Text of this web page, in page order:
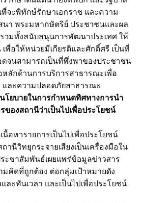
จะพิทักษ์รักษาเอกราช และความ
า พระมหากษัตริย์ ประชาชนและผล
วมทั้งสนับสนุนการพัฒนาประเทศ ให้
พื่อให้หน่วยมีเกียรติและศักดิ์ศรี เป็นที่
จนสามารถเป็นที่พึ่งพาของประชาชน
หลักด้านการบริการสาธารณะเพื่อ
ละความปลอดภัยสาธารณะ
โยบายในการกำหนดทิศทางการนำ
ของสถานีว่าเป็นไปเพื่อประโยชน์
อหารายการเป็นไปเพื่อประโยชน์
านีวิทยุกระจายเสียงเป็นเครื่องมือใน
ะชาสัมพันธ์เผยแพร่ข้อมูลข่าวสาร
มคิดที่ถูกต้อง ต่อกลุ่มเป้าหมายดัง
ละทันเวลา และเป็นไปเพื่อประโยชน์